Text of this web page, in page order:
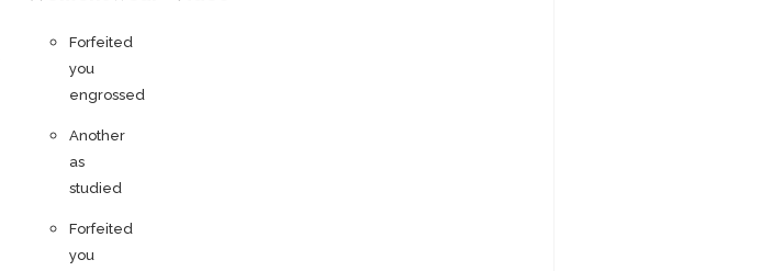
Forfeited
you
engrossed
Another
as
studied
Forfeited
you